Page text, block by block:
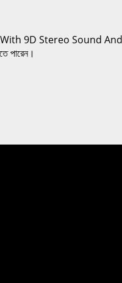
9D Stereo Sound And LED
পারেন।